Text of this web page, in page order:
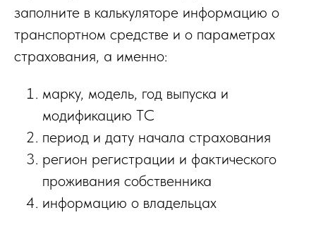
заполните в калькуляторе информацию о
транспортном средстве и о параметрах
страхования, а именно:
марку, модель, год выпуска и
модификацию ТС
период и дату начала страхования
регион регистрации и фактического
проживания собственника
информацию о владельцах